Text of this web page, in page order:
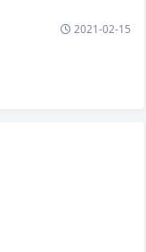
2021-02-15